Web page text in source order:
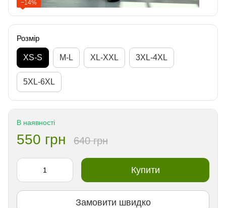
−14%
Розмір
XS-S M-L XL-XXL 3XL-4XL
5XL-6XL
В наявності
550 грн 640 грн
Купити
Замовити швидко